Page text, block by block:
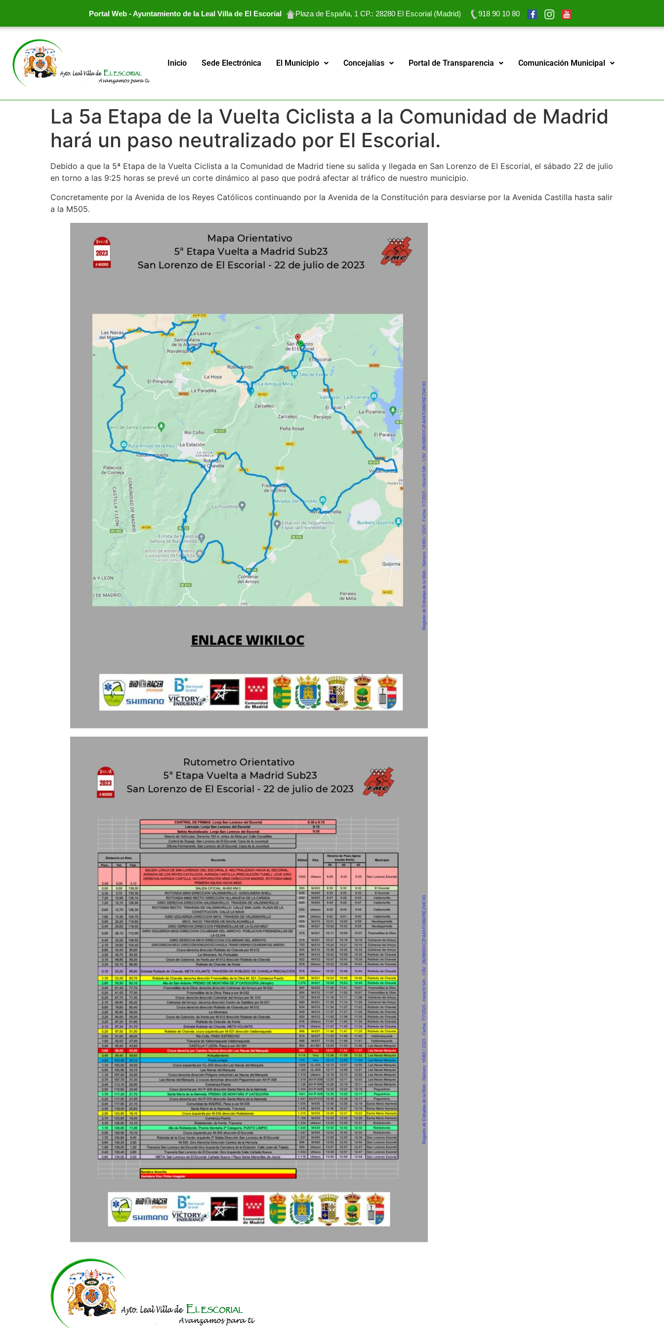
Portal Web - Ayuntamiento de la Leal Villa de El Escorial Plaza de España, 1 CP.: 28280 El Escorial (Madrid) 918 90 10 80
Inicio Sede Electrónica El Municipio Concejalías Portal de Transparencia Comunicación Municipal
La 5a Etapa de la Vuelta Ciclista a la Comunidad de Madrid
hará un paso neutralizado por El Escorial.
Debido a que la 5ª Etapa de la Vuelta Ciclista a la Comunidad de Madrid tiene su salida y llegada en San Lorenzo de El Escorial, el sábado 22 de julio
en torno a las 9:25 horas se prevé un corte dinámico al paso que podrá afectar al tráfico de nuestro municipio.
Concretamente por la Avenida de los Reyes Católicos continuando por la Avenida de la Constitución para desviarse por la Avenida Castilla hasta salir
a la M505.